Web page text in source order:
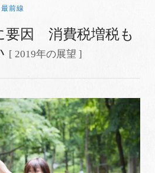
前線
要因 消費税増税も
[ 2019年の展望 ]